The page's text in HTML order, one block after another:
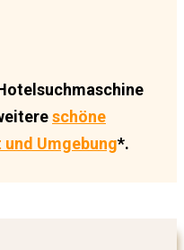
schöne
Umgebung*.